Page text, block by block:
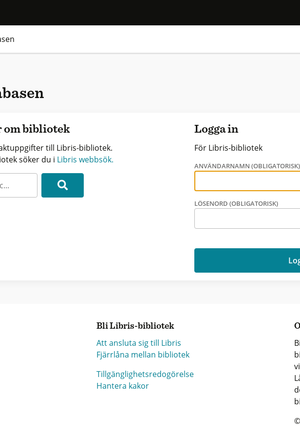
bibliotek
till Libris-bibliotek.
söker du i Libris webbsök.
Logga in
För Libris-bibliotek
ANVÄNDARNAMN (OBLIGATORISK)
LÖSENORD (OBLIGATORISK)
Bli Libris-bibliotek
Att ansluta sig till Libris
Fjärrlåna mellan bibliotek
Tillgänglighetsredogörelse
Hantera kakor